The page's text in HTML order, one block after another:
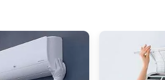
HIGIENIZAÇÃO
automotivo?
e impurezas que podem causar